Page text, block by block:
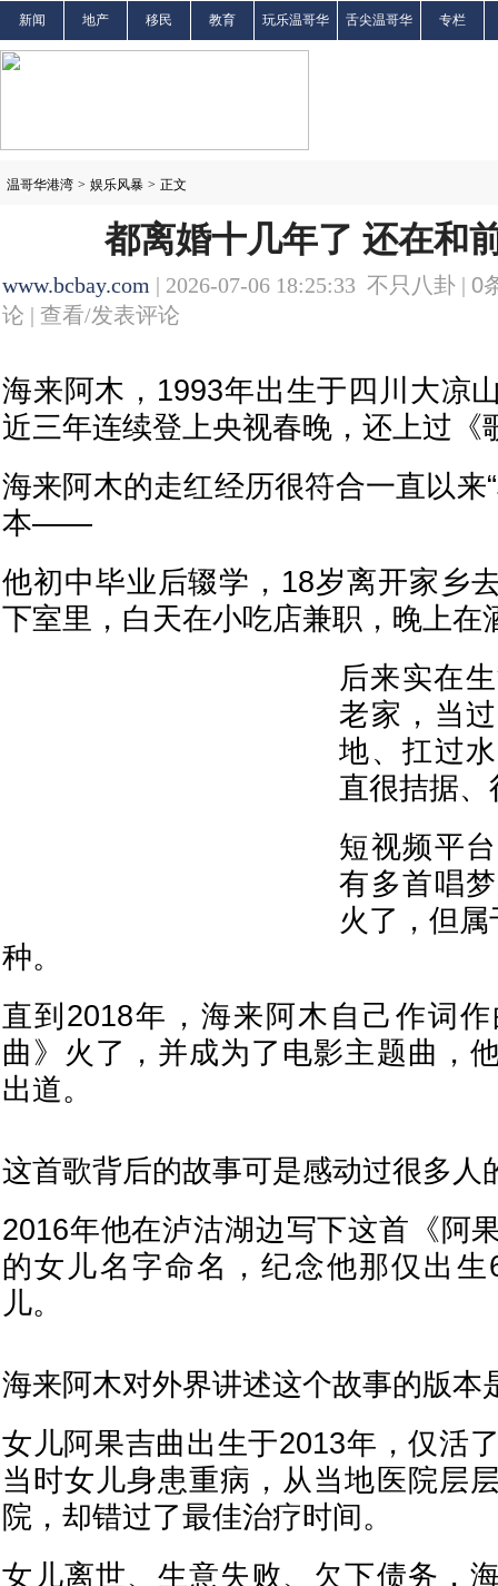
新闻 地产 移民 教育 玩乐温哥华 舌尖温哥华 专栏
温哥华港湾 > 娱乐风暴 > 正文
都离婚十几年了 还在和
www.bcbay.com | 2026-07-06 18:25:33 不只八卦 | 0
论 | 查看/发表评论
海来阿木，1993年出生于四川大凉
近三年连续登上央视春晚，还上过《
海来阿木的走红经历很符合一直以来
本——
他初中毕业后辍学，18岁离开家乡
下室里，白天在小吃店兼职，晚上在
后来实在
老家，当
地、扛过
直很拮据
短视频平
有多首唱
火了，但属
种。
直到2018年，海来阿木自己作词
曲》火了，并成为了电影主题曲，
出道。
这首歌背后的故事可是感动过很多
2016年他在泸沽湖边写下这首《阿
的女儿名字命名，纪念他那仅出
儿。
海来阿木对外界讲述这个故事的版本
女儿阿果吉曲出生于2013年，仅活
当时女儿身患重病，从当地医院层
院，却错过了最佳治疗时间。
女儿离世、生意失败、欠下债务，